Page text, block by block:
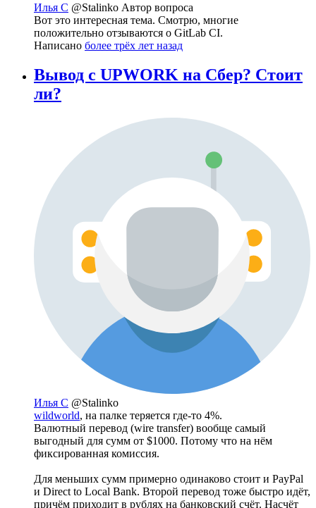
Илья С @Stalinko Автор вопроса
Вот это интересная тема. Смотрю, многие
положительно отзываются о GitLab CI.
Написано более трёх лет назад
Вывод с UPWORK на Сбер? Стоит
ли?
Илья С @Stalinko
wildworld, на палке теряется где-то 4%.
Валютный перевод (wire transfer) вообще самый
выгодный для сумм от $1000. Потому что на нём
фиксированная комиссия.
Для меньших сумм примерно одинаково стоит и PayPal
и Direct to Local Bank. Второй перевод тоже быстро идёт,
причём приходит в рублях на банковский счёт. Насчёт